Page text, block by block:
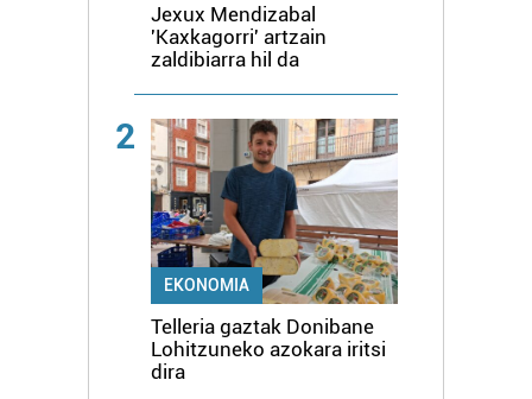
Jexux Mendizabal
'Kaxkagorri' artzain
zaldibiarra hil da
2
EKONOMIA
Telleria gaztak Donibane
Lohitzuneko azokara iritsi
dira